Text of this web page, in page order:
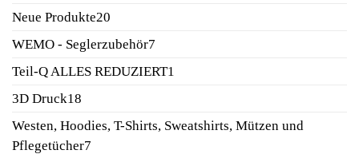
Produkte
Neue Produkte20
Produkte
WEMO - Seglerzubehör7
Produkte
Teil-Q ALLES REDUZIERT1
3D Druck18
Produkte
Westen, Hoodies, T-Shirts, Sweatshirts, Mützen und
Pflegetücher7